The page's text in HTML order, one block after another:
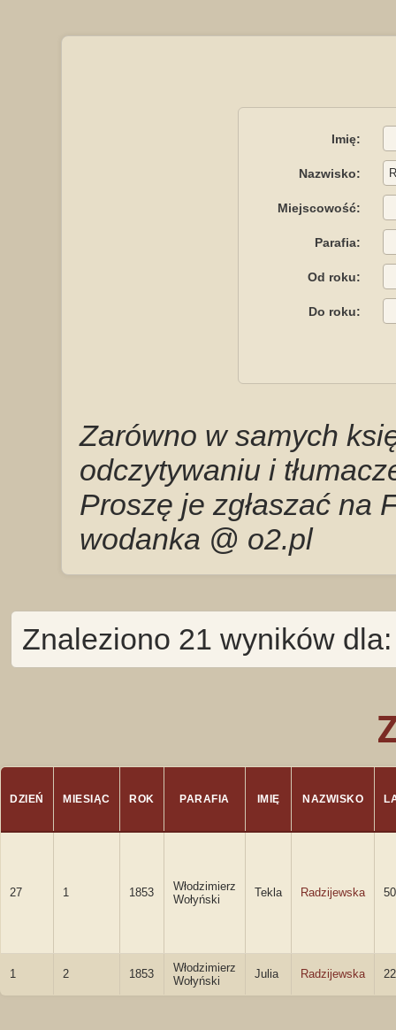
Imię:
Nazwisko:
Miejscowość:
Parafia:
Od roku:
Do roku:
Zarówno w samych
odczytywaniu i
Proszę je zgłaszać na
wodanka @ o2.pl
Znaleziono 21 wyników
DZIEŃ MIESIĄC ROK PARAFIA IMIĘ NAZWISKO
27 1 1853
Włodzimierz
Wołyński
Tekla Radzijewska 50
1 2 1853
Włodzimierz
Wołyński
Julia Radzijewska 22